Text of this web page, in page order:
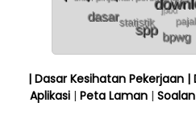
| Dasar Kesihatan Pekerjaan |
Aplikasi | Peta Laman |